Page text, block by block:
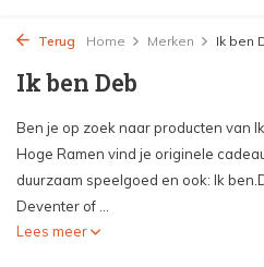
Terug Home Merken Ik ben
Ik ben Deb
Ben je op zoek naar producten van
Hoge Ramen vind je originele
duurzaam speelgoed en ook: Ik
Deventer of ...
Lees meer